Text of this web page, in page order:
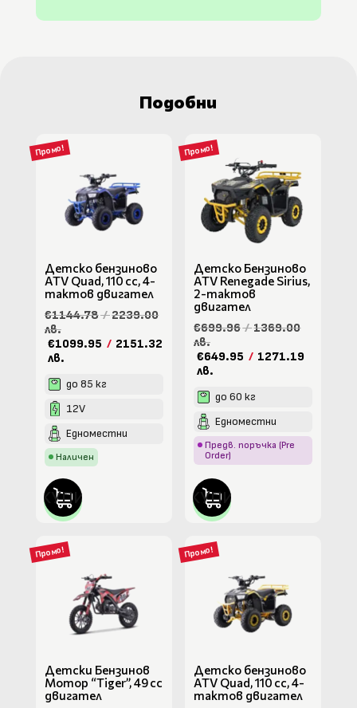
Подобни
Промо!
Детско бензиново
ATV Quad, 110 cc, 4-
тактов двигател
€1144.78/2239.00
лв.
€1099.95 / 2151.32
лв.
до 85 кг
12V
Едноместни
Наличен
КУПИ
Промо!
Детско Бензиново
ATV Renegade Sirius,
2-тактов
двигател
€699.96/1369.00
лв.
€649.95 / 1271.19
лв.
до 60 кг
Едноместни
Предв. поръчка (Pre
Order)
КУПИ
Промо!
Детски Бензинов
Мотор “Tiger”, 49 cc
двигател
Промо!
Детско бензиново
ATV Quad, 110 cc, 4-
тактов двигател